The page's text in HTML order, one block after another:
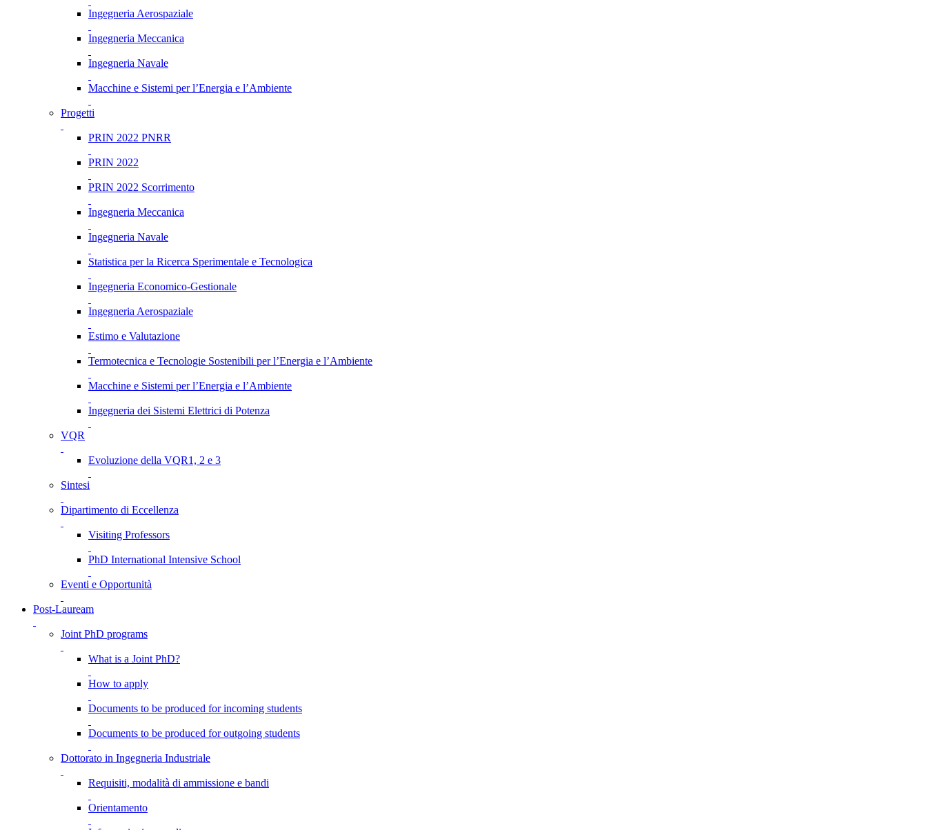
Ingegneria Aerospaziale
Ingegneria Meccanica
Ingegneria Navale
Macchine e Sistemi per l’Energia e l’Ambiente
Progetti
PRIN 2022 PNRR
PRIN 2022
PRIN 2022 Scorrimento
Ingegneria Meccanica
Ingegneria Navale
Statistica per la Ricerca Sperimentale e Tecnologica
Ingegneria Economico-Gestionale
Ingegneria Aerospaziale
Estimo e Valutazione
Termotecnica e Tecnologie Sostenibili per l’Energia e l’Ambiente
Macchine e Sistemi per l’Energia e l’Ambiente
Ingegneria dei Sistemi Elettrici di Potenza
VQR
Evoluzione della VQR1, 2 e 3
Sintesi
Dipartimento di Eccellenza
Visiting Professors
PhD International Intensive School
Eventi e Opportunità
Post-Lauream
Joint PhD programs
What is a Joint PhD?
How to apply
Documents to be produced for incoming students
Documents to be produced for outgoing students
Dottorato in Ingegneria Industriale
Requisiti, modalità di ammissione e bandi
Orientamento